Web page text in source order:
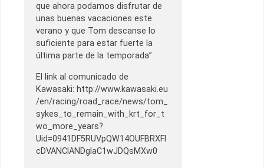
que ahora podamos disfrutar de
unas buenas vacaciones este
verano y que Tom descanse lo
suficiente para estar fuerte la
última parte de la temporada”
El link al comunicado de
Kawasaki: http://www.kawasaki.eu
/en/racing/road_race/news/tom_
sykes_to_remain_with_krt_for_t
wo_more_years?
Uid=0941DF5RUVpQW14OUFBRXFl
cDVANClANDglaC1wJDQsMXw0